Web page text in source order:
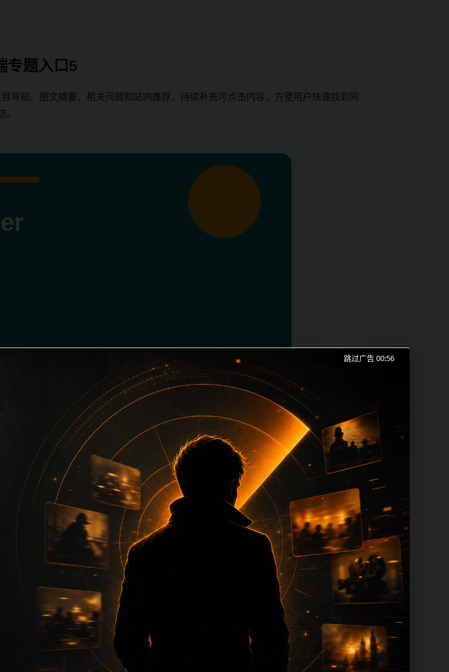
专题入口5
导航、图文摘要、相关问题和站内推荐，持续补充可点击内容，方便用户快速找到同
。
的连续浏览场景整理，核心围绕最新网红吃瓜事件合集、实时热榜和同类长尾需求
说明放在同一层级，减少用户来回搜索的成本。内容更新时优先保留真实可点击入
可读信息。第5篇内容用于补齐栏目深度，同时帮助 sitemap、栏目页、首页推荐形
和文章标题，让搜索引擎能够从标题、正文、图片 alt、title 之
化、坏图默认图兜底、标题去重和 description 长度过滤。如果同一主题下有多个相
专题入口，降低站群页面之间的重复感。页面底部保留同类推荐、上一篇下一篇和
文维护时可按用户搜索路径补充三类信息：入口是否稳定、同栏目还有哪些可继续阅
查标题、description、canonical、主题图、alt、title和推荐链接，确保页面既能被搜
跳过广告 00:56